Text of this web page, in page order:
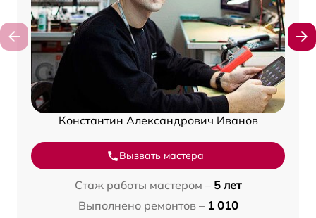
Константин Александрович Иванов
Вызвать мастера
Стаж работы мастером – 5 лет
Выполнено ремонтов – 1 010